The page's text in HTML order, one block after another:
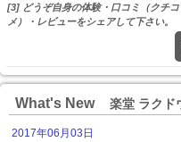
[3] どうぞ自身の体験・口コミ（クチ
メ）・レビューをシェアして下さい。
What's New 楽堂 ラクド
2017年06月03日